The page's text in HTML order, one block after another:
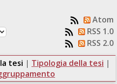
Atom
RSS 1.0
RSS 2.0
tesi | Tipologia della tesi |